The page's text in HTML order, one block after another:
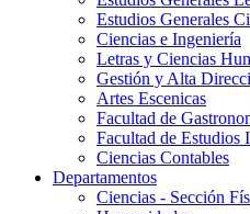
Estudios Generales
Ciencias e Ingeniería
Letras y Ciencias
Gestión y Alta
Artes Escenicas
Facultad de
Facultad de Estudios
Ciencias Contables
Departamentos
Ciencias - Sección